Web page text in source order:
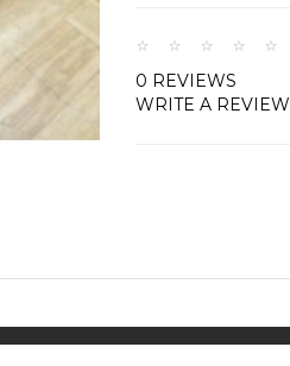
0 REVIEWS
WRITE A REVIEW